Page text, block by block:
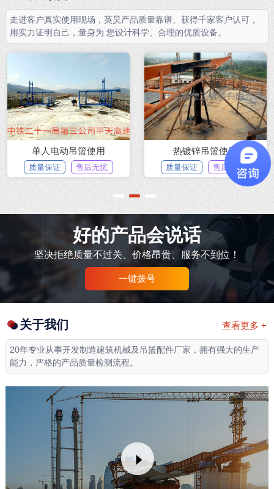
走进客户真实使用现场，英昊产品质量靠谱、获得千家客户认可，
用实力证明自己，量身为 您设计科学、合理的优质设备。
单人电动吊篮使用
质量保证 售后无忧
热镀锌吊篮使用
质量保证 售后无忧
1 2 3
好的产品会说话
坚决拒绝质量不过关、价格昂贵、服务不到位！
一键拨号
查看更多 +
关于我们
20年专业从事开发制造建筑机械及吊篮配件厂家，拥有强大的生产
能力，严格的产品质量检测流程。